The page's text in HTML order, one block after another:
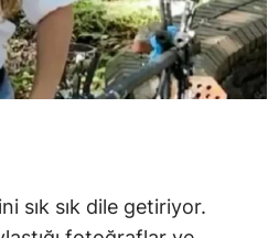
sık sık dile getiriyor.